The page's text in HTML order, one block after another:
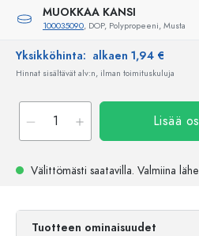
MUOKKAA KANSI
100035090, DOP, Polypropeeni, Musta
Yksikköhinta: alkaen 1,94 €
Hinnat sisältävät alv:n, ilman toimituskuluja
Lisää
Välittömästi saatavilla. Valmiina
Tuotteen ominaisuudet